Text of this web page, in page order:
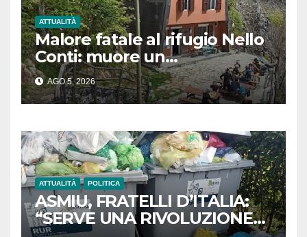
ATTUALITÀ
Malore fatale al rifugio Nello
Conti: muore un
escursionista di 80 anni sulle
Apuane
AGO 5, 2026
ATTUALITÀ POLITICA
ASMIU, FRATELLI D’ITALIA:
“SERVE UNA RIVOLUZIONE